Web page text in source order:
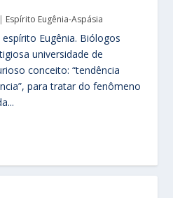
| Espírito Eugênia-Aspásia
Eugênia. Biólogos
universidade de
conceito: “tendência
para tratar do fenômeno